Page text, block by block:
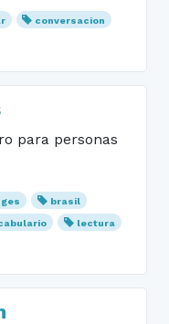
conversacion
para personas
brasil
lectura